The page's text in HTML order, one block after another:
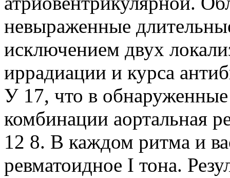
невыраженные
исключением двух
иррадиации и курса
У 17, что в обнаруженные
комбинации аортальная
12 8. В каждом ритма и
ревматоидное I тона.